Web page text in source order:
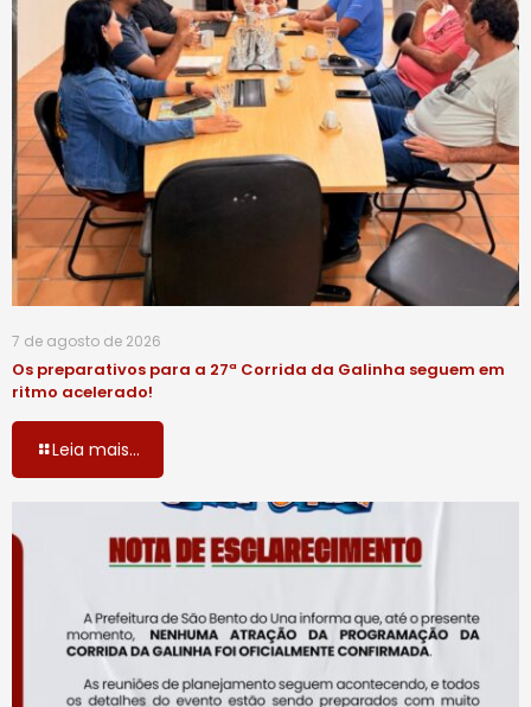
7 de agosto de 2026
Os preparativos para a 27ª Corrida da Galinha seguem em
ritmo acelerado!
Leia mais...